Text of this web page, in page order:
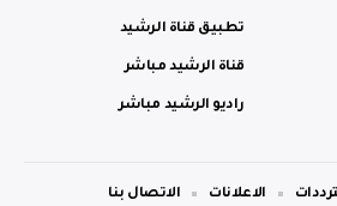
تطبيق قناة الرشيد
قناة الرشيد مباشر
راديو الرشيد مباشر
الاعلانات الاتصال بنا